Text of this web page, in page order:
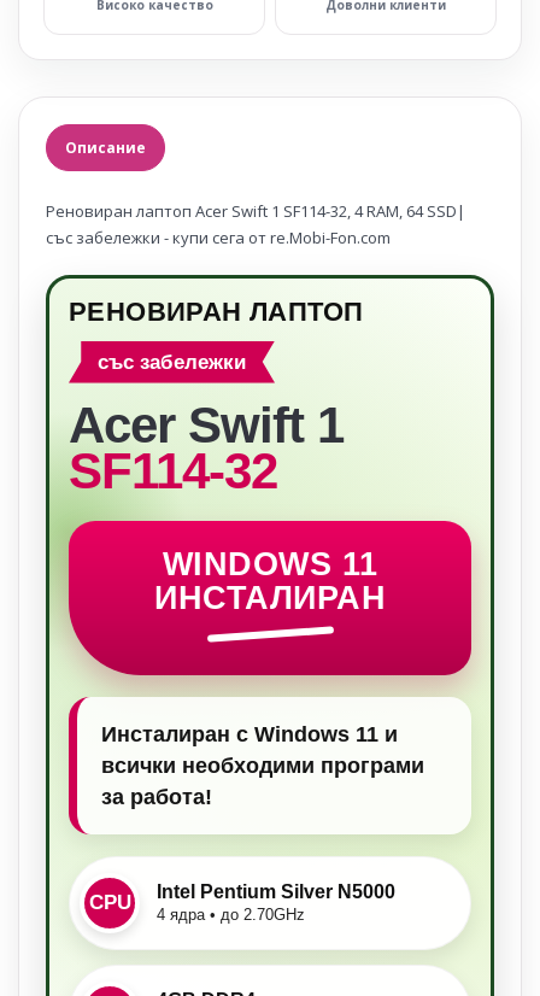
Високо качество Доволни клиенти
Описание
Реновиран лаптоп Acer Swift 1 SF114-32, 4 RAM, 64 SSD|
със забележки - купи сега от re.Mobi-Fon.com
РЕНОВИРАН ЛАПТОП
със забележки
Acer Swift 1
SF114-32
WINDOWS 11
ИНСТАЛИРАН
Инсталиран с Windows 11 и
всички необходими програми
за работа!
CPU Intel Pentium Silver N5000
4 ядра • до 2.70GHz